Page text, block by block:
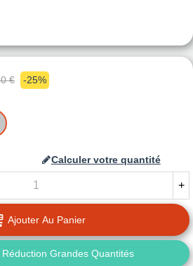
€
-25%
Calculer votre quantité
+
Ajouter Au Panier
Réduction Grandes Quantités